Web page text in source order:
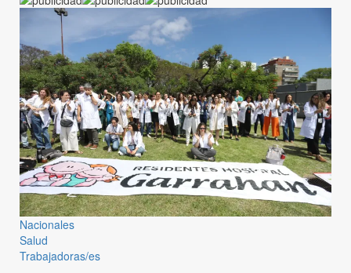
Nacionales
Salud
Trabajadoras/es